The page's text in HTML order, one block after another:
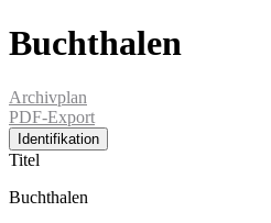
Buchthalen
Archivplan
PDF-Export
Identifikation
Titel
Buchthalen